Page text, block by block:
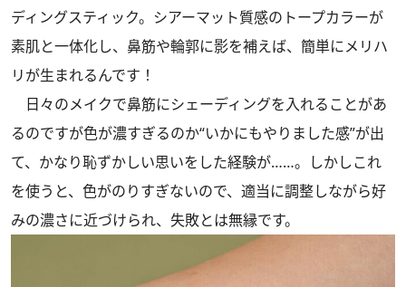
ディングスティック。シアーマット質感のトープカラーが
素肌と一体化し、鼻筋や輪郭に影を補えば、簡単にメリハ
リが生まれるんです！
日々のメイクで鼻筋にシェーディングを入れることがあ
るのですが色が濃すぎるのか“いかにもやりました感”が出
て、かなり恥ずかしい思いをした経験が……。しかしこれ
を使うと、色がのりすぎないので、適当に調整しながら好
みの濃さに近づけられ、失敗とは無縁です。